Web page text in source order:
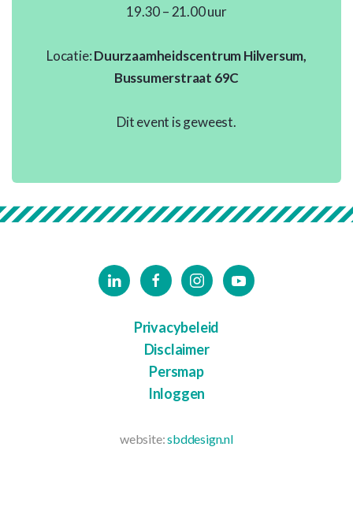
19.30 – 21.00 uur
Locatie:Duurzaamheidscentrum Hilversum,
Bussumerstraat 69C
Dit event is geweest.
Privacybeleid
Disclaimer
Persmap
Inloggen
website:sbddesign.nl